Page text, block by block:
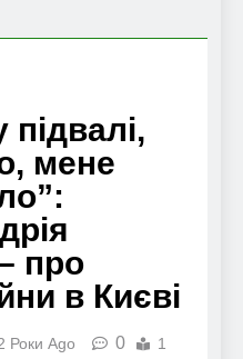
мене
про
в Києві
Роки Ago 0
1